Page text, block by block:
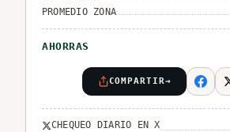
PROMEDIO ZONA
AHORRAS
COMPARTIR→
CHEQUEO DIARIO EN X